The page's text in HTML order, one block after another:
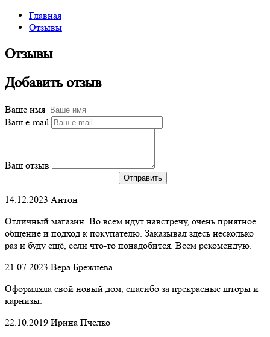
Главная
Отзывы
Отзывы
Добавить отзыв
Ваше имя
Ваш e-mail
Ваш отзыв
Отправить
14.12.2023 Антон
Отличный магазин. Во всем идут навстречу, очень приятное
общение и подход к покупателю. Заказывал здесь несколько
раз и буду ещё, если что-то понадобится. Всем рекомендую.
21.07.2023 Вера Брежнева
Оформляла свой новый дом, спасибо за прекрасные шторы и
карнизы.
22.10.2019 Ирина Пчелко